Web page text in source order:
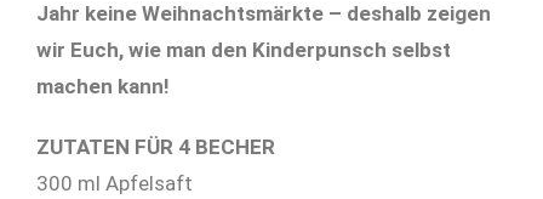
Jahr keine Weihnachtsmärkte – deshalb zeigen
wir Euch, wie man den Kinderpunsch selbst
machen kann!
ZUTATEN FÜR 4 BECHER
300 ml Apfelsaft